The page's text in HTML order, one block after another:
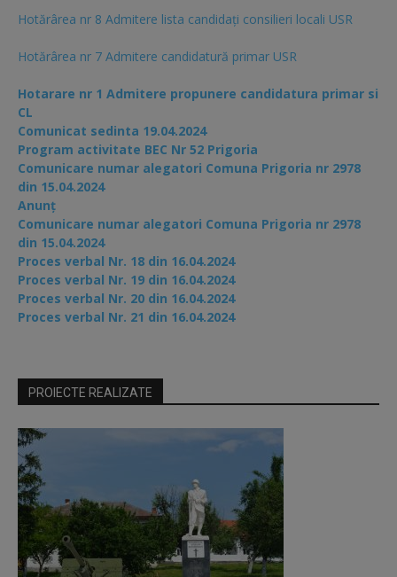
Hotărârea nr 8 Admitere lista candidaţi consilieri locali USR
Hotărârea nr 7 Admitere candidatură primar USR
Hotarare nr 1 Admitere propunere candidatura primar si
CL
Comunicat sedinta 19.04.2024
Program activitate BEC Nr 52 Prigoria
Comunicare numar alegatori Comuna Prigoria nr 2978
din 15.04.2024
Anunț
Comunicare numar alegatori Comuna Prigoria nr 2978
din 15.04.2024
Proces verbal Nr. 18 din 16.04.2024
Proces verbal Nr. 19 din 16.04.2024
Proces verbal Nr. 20 din 16.04.2024
Proces verbal Nr. 21 din 16.04.2024
PROIECTE REALIZATE